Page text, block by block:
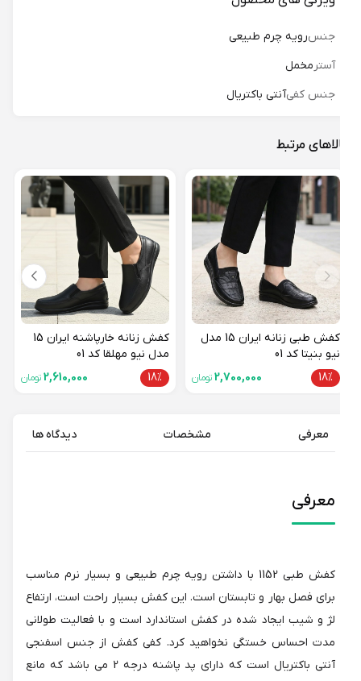
جنسرویه چرم طبیعی
آسترمخمل
جنس کفی آنتی باکتریال
مرتبط
کفش طبی زنانه ایران 15 مدل
نیو بنیتا کد 01
18%
2,700,000 تومان
کفش زنانه خارپاشنه ایران 15
مدل نیو مهلقا کد 01
18%
2,610,000 تومان
معرفی مشخصات دیدگاه ها
معرفی
کفش طبی 1152 با داشتن رویه چرم طبیعی و بسیار نرم مناسب
برای فصل بهار و تابستان است. این کفش بسیار راحت است، ارتفاع
لژ و شیب ایجاد شده در کفش استاندارد است و با فعالیت طولانی
مدت احساس خستگی نخواهید کرد. کفی کفش از جنس اسفنجی
آنتی باکتریال است که دارای پد پاشنه درجه 2 می باشد که مانع